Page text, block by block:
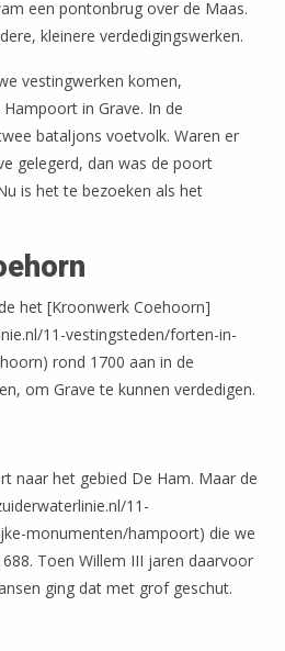
een pontonbrug over de Maas.
kleinere verdedigingswerken.
vestingwerken komen,
in Grave. In de
bataljons voetvolk. Waren er
gelegerd, dan was de poort
is het te bezoeken als het
het [Kroonwerk Coehoorn]
11-vestingsteden/forten-in-
rond 1700 aan in de
om Grave te kunnen verdedigen.
naar het gebied De Ham. Maar de
11-
monumenten/hampoort) die we
Toen Willem III jaren daarvoor
ging dat met grof geschut.
Leaflet| ©OpenStreetMap